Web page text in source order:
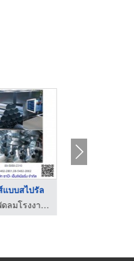
แบบสไปรัล
ขายส่งพัดลมโรงงาน ขายส่งหน้ากากแอร์